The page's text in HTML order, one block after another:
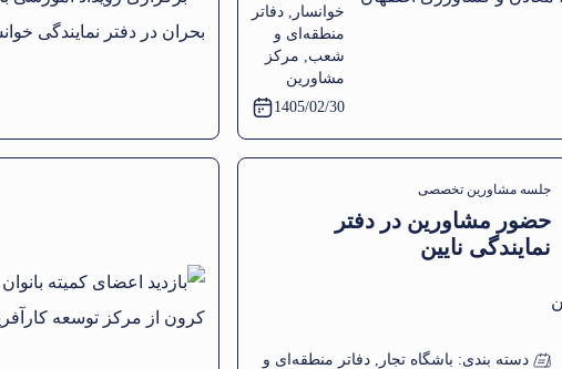
صنایع،
معادن و
کشاورزی
اصفهان
نمایندگی
خوانسار , دفاتر
منطقه‌ای و
شعب, مرکز
مشاورین
1405/02/30
جلسه مشاورین تخصصی
حضور مشاورین در دفتر
نمایندگی نایین
دسته بندی: باشگاه تجار , دفاتر منطقه‌ای و